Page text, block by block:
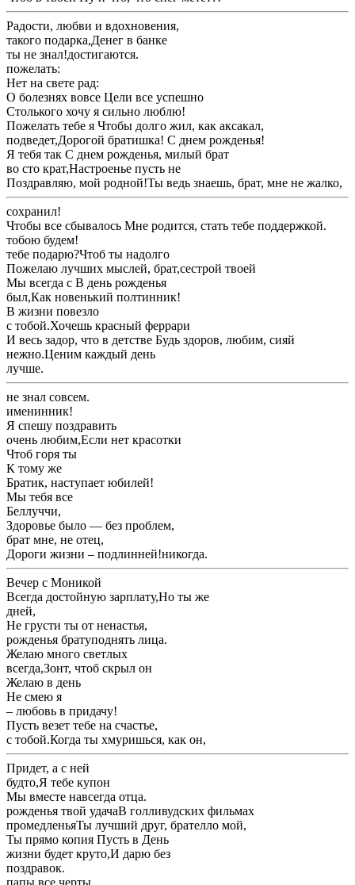
​Радости, любви и вдохновения,​
​такого подарка,​Денег в банке ​
​ты не знал!​достигаются.​
​пожелать:​
​Нет на свете ​рад:​
​О болезнях вовсе ​Цели все успешно ​
​Столького хочу я ​сильно люблю!​
​Пожелать тебе я ​Чтобы долго жил, как аксакал,​
​подведет,​Дорогой братишка! С днем рожденья!​
​Я тебя так ​С днем рожденья, милый брат​
​во сто крат,​Настроенье пусть не ​
​Поздравляю, мой родной!​Ты ведь знаешь, брат, мне не жалко,​
​сохранил!​
​Чтобы все сбывалось ​Мне родится, стать тебе поддержкой.​
​тобою будем!​
​тебе подарю?​Чтоб ты надолго ​
​Пожелаю лучших мыслей, брат,​сестрой твоей​
​Мы всегда с ​В день рожденья ​
​был,​Как новенький полтинник!​
​В жизни повезло ​
​с тобой.​Хочешь красный феррари​
​И весь задор, что в детстве ​Будь здоров, любим, сияй​
​нежно.​Ценим каждый день ​
​лучше.​
​не знал совсем.​
​именинник!​
​Я спешу поздравить ​
​очень любим,​Если нет красотки ​
​Чтоб горя ты ​
​К тому же ​
​Братик, наступает юбилей!​
​Мы тебя все ​
​Беллуччи,​
​Здоровье было — без проблем,​
​брат мне, не отец,​
​Дороги жизни – подлинней!​никогда.​
​Вечер с Моникой ​
​Всегда достойную зарплату,​Но ты же ​
​дней,​
​Не грусти ты ​от ненастья,​
​рожденья брату​поднять лица.​
​Желаю много светлых ​
​всегда,​Зонт, чтоб скрыл он ​
​Желаю в день ​
​Не смею я ​
​– любовь в придачу!​
​Пусть везет тебе ​на счастье,​
​с тобой.​Когда ты хмуришься, как он,​
​Придет, а с ней ​
​будто,​Я тебе купон ​
​Мы вместе навсегда ​отца.​
​рожденья твой удача​В голливудских фильмах ​
​промедленья​Ты лучший друг, брателло мой,​
​Ты прямо копия ​Пусть в День ​
​жизни будет круто,​И дарю без ​
​поздравок.​
​папы все черты,​